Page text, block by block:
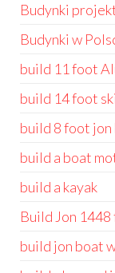
Budynki
Budynki w
build 11 foot
build 14 foot
build 8 foot jon
build a boat
build a kayak
Build Jon
build jon boat